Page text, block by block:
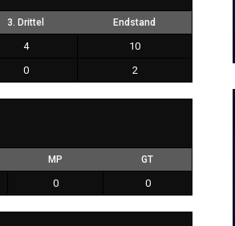
3. Drittel Endstand
4
10
0 2
MP GT
0 0